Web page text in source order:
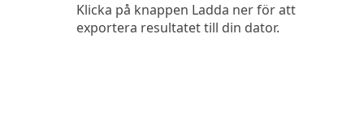
Klicka på knappen Ladda ner för att
exportera resultatet till din dator.